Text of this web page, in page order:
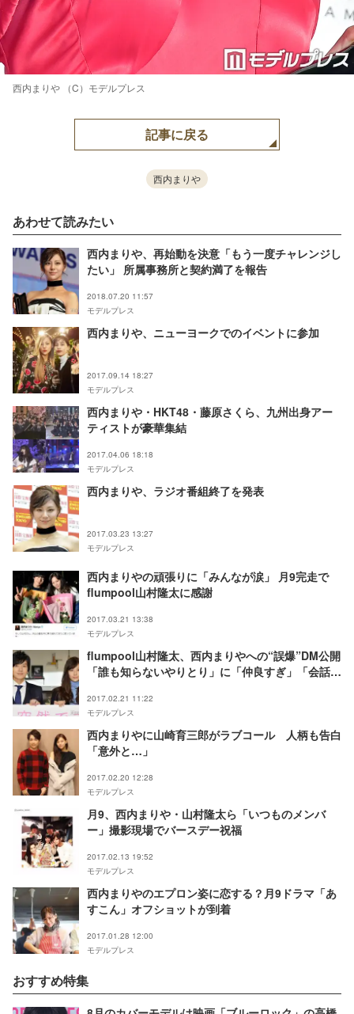
西内まりや （C）モデルプレス
記事に戻る
西内まりや
あわせて読みたい
西内まりや、再始動を決意「もう一度チャレンジし
たい」 所属事務所と契約満了を報告
2018.07.20 11:57
モデルプレス
西内まりや、ニューヨークでのイベントに参加
2017.09.14 18:27
モデルプレス
西内まりや・HKT48・藤原さくら、九州出身アー
ティストが豪華集結
2017.04.06 18:18
モデルプレス
西内まりや、ラジオ番組終了を発表
2017.03.23 13:27
モデルプレス
西内まりやの頑張りに「みんなが涙」 月9完走で
flumpool山村隆太に感謝
2017.03.21 13:38
モデルプレス
flumpool山村隆太、西内まりやへの“誤爆”DM公開
「誰も知らないやりとり」に「仲良すぎ」「会話可
2017.02.21 11:22
モデルプレス
西内まりやに山崎育三郎がラブコール 人柄も告白
「意外と…」
2017.02.20 12:28
モデルプレス
月9、西内まりや・山村隆太ら「いつものメンバ
ー」撮影現場でバースデー祝福
2017.02.13 19:52
モデルプレス
西内まりやのエプロン姿に恋する？月9ドラマ「あ
すこん」オフショットが到着
2017.01.28 12:00
モデルプレス
おすすめ特集